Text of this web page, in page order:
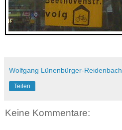
Wolfgang Lünenbürger-Reidenbach
Teilen
Keine Kommentare: